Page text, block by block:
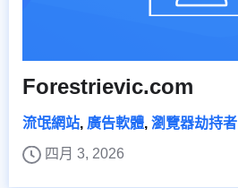
Forestrievic.com
流氓網站, 廣告軟體, 瀏覽器劫持者
四月 3, 2026